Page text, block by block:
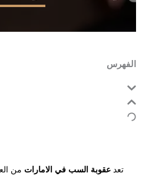
الفهرس
تعد عقوبة السب في الامارات من